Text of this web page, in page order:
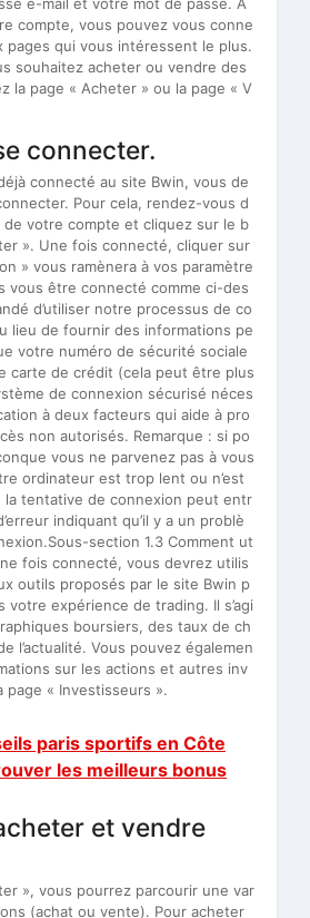
compte, vous pouvez vous conne
pages qui vous intéressent le plus.
souhaitez acheter ou vendre des
la page « Acheter » ou la page « V
connecter.
connecté au site Bwin, vous de
Pour cela, rendez-vous d
de votre compte et cliquez sur le b
». Une fois connecté, cliquer sur
» vous ramènera à vos paramètre
vous être connecté comme ci-des
d’utiliser notre processus de co
lieu de fournir des informations pe
votre numéro de sécurité sociale
carte de crédit (cela peut être plus
de connexion sécurisé néces
à deux facteurs qui aide à pro
non autorisés. Remarque : si po
vous ne parvenez pas à vous
ordinateur est trop lent ou n’est
la tentative de connexion peut entr
indiquant qu’il y a un problè
section 1.3 Comment ut
fois connecté, vous devrez utilis
outils proposés par le site Bwin p
votre expérience de trading. Il s’agi
boursiers, des taux de ch
l’actualité. Vous pouvez égalemen
sur les actions et autres inv
page « Investisseurs ».
paris sportifs en Côte
les meilleurs bonus
et vendre
», vous pourrez parcourir une var
(achat ou vente). Pour acheter